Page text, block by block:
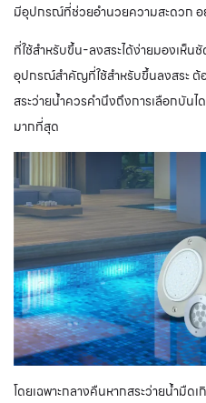
มีอุปกรณ์ที่ช่วยอำนวยความสะดวก อ
ที่ใช้สำหรับขึ้น-ลงสระได้ง่ายมองเห็น
อุปกรณ์สำคัญที่ใช้สำหรับขึ้นลงสระ ต้
สระว่ายน้ำควรคำนึงถึงการเลือกบันไ
มากที่สุด
โดยเฉพาะกลางคืนหากสระว่ายน้ำมืด